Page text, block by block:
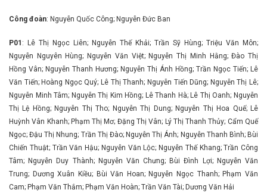
Công đoàn: Nguyễn Quốc Công; Nguyễn Đức Ban
P01 : Lê Thị Ngọc Liên; Nguyễn Thế Khải; Trần Sỹ Hùng; Triệu Văn Môn;
Nguyễn Nguyên Hùng; Nguyễn Văn Việt; Nguyễn Thị Minh Hằng; Đào Thị
Hồng Vân; Nguyễn Thanh Hương; Nguyễn Thị Ánh Hồng; Trần Ngọc Tiến; Lê
Văn Tiến; Hoàng Ngọc Quý; Lê Thị Thanh; Nguyễn Tiến Dũng; Nguyễn Thị Lê;
Nguyễn Minh Tâm; Nguyễn Thị Kim Hồng; Lê Thanh Hà; Lê Thị Oanh; Nguyễn
Thị Lệ Hồng; Nguyễn Thị Tho; Nguyễn Thị Dung; Nguyễn Thị Hoa Quế; Lê
Huỳnh Vân Khanh; Phạm Thị Mơ; Đặng Thị Vân; Lý Thị Thanh Thủy; Cẩm Quế
Ngọc; Đậu Thị Nhung; Trần Thị Đào; Nguyễn Thị Ánh; Nguyễn Thanh Bình; Bùi
Chiến Thuật; Trần Văn Hậu; Nguyễn Văn Lộc; Nguyễn Thế Khang; Trần Công
Tâm; Nguyễn Duy Thành; Nguyễn Văn Chưng; Bùi Đình Lợi; Nguyễn Văn
Trung; Dương Xuân Kiều; Bùi Văn Hoan; Nguyễn Ngọc Thanh; Phạm Văn
Cam; Phạm Văn Thắm; Phạm Văn Hoàn; Trần Văn Tài; Dương Văn Hải